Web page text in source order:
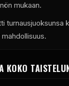
mukaan.
turnausjuoksunsa
mahdollisuus.
KOKO